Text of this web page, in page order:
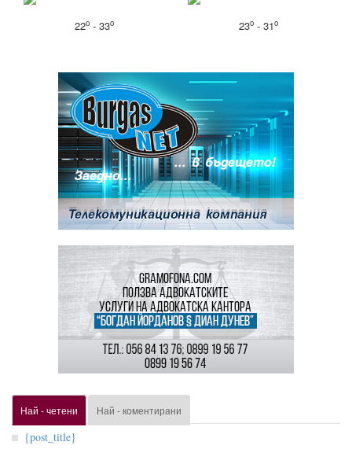
22o- 33o 23o- 31o
Най - четени Най - коментирани
{post_title}